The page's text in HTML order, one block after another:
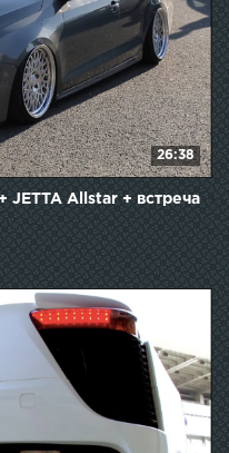
26:38
JETTA Allstar + встреча